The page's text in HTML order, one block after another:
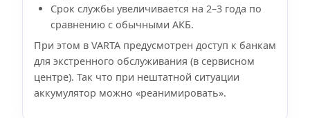
Срок службы увеличивается на 2–3 года по
сравнению с обычными АКБ.
При этом в VARTA предусмотрен доступ к банкам
для экстренного обслуживания (в сервисном
центре). Так что при нештатной ситуации
аккумулятор можно «реанимировать».